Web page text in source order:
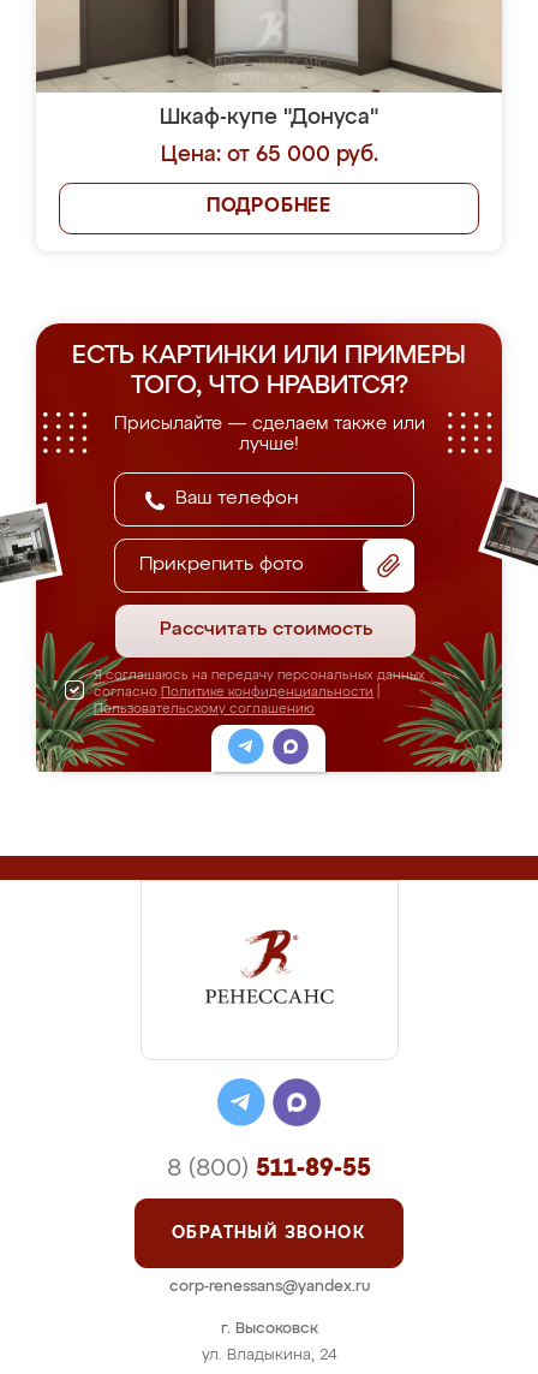
Шкаф-купе "Донуса"
Цена: от 65 000 руб.
ПОДРОБНЕЕ
ЕСТЬ КАРТИНКИ ИЛИ ПРИМЕРЫ
ТОГО, ЧТО НРАВИТСЯ?
Присылайте — сделаем также или
лучше!
Прикрепить фото
Рассчитать стоимость
Я соглашаюсь на передачу персональных данных
согласно Политике конфиденциальности
Пользовательскому соглашению
г. Высоковск
ул. Владыкина, 24
8 (800) 511-89-55
ОБРАТНЫЙ ЗВОНОК
corp-renessans@yandex.ru